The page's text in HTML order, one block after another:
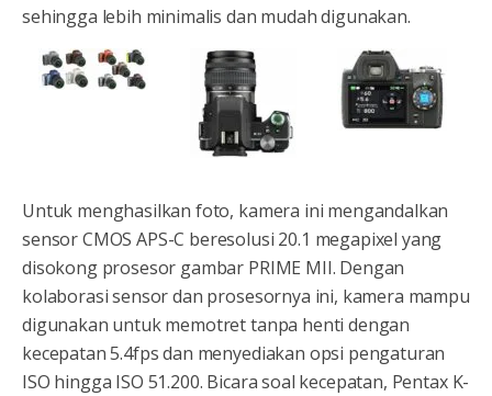
sehingga lebih minimalis dan mudah digunakan.
Untuk menghasilkan foto, kamera ini mengandalkan
sensor CMOS APS-C beresolusi 20.1 megapixel yang
disokong prosesor gambar PRIME MII. Dengan
kolaborasi sensor dan prosesornya ini, kamera mampu
digunakan untuk memotret tanpa henti dengan
kecepatan 5.4fps dan menyediakan opsi pengaturan
ISO hingga ISO 51.200. Bicara soal kecepatan, Pentax K-